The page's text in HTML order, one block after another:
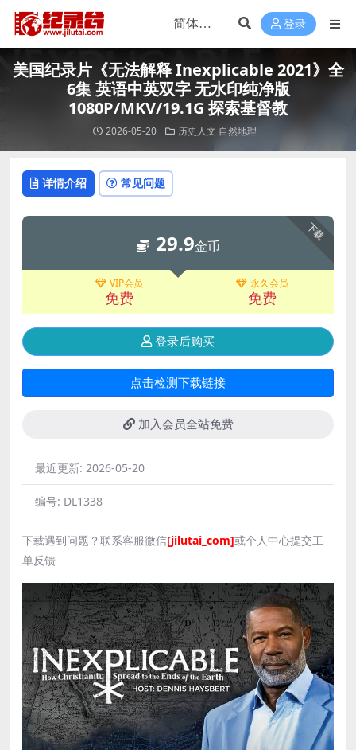
登录
美国纪录片《无法解释 Inexplicable 2021》全
6集 英语中英双字 无水印纯净版
1080P/MKV/19.1G 探索基督教
2026-05-20 历史人文 自然地理
详情介绍 常见问题
下载
29.9金币
VIP会员
免费
永久会员
免费
登录后购买
点击检测下载链接
加入会员全站免费
最近更新: 2026-05-20
编号: DL1338
下载遇到问题？联系客服微信[jilutai_com]或个人中心提交工
单反馈